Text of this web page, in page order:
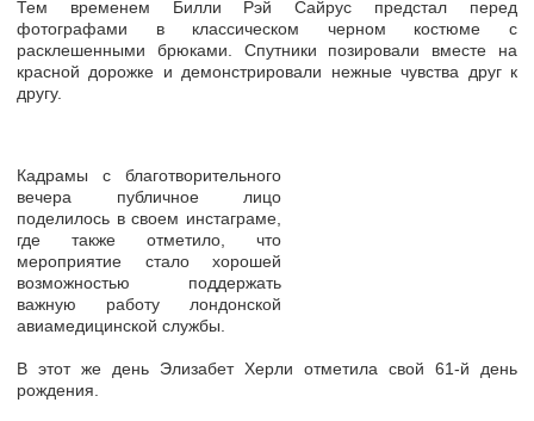
Тем временем Билли Рэй Сайрус предстал перед
фотографами в классическом черном костюме с
расклешенными брюками. Спутники позировали вместе на
красной дорожке и демонстрировали нежные чувства друг к
другу.
Кадрамы с благотворительного
вечера публичное лицо
поделилось в своем инстаграме,
где также отметило, что
мероприятие стало хорошей
возможностью поддержать
важную работу лондонской
авиамедицинской службы.
В этот же день Элизабет Херли отметила свой 61-й день
рождения.